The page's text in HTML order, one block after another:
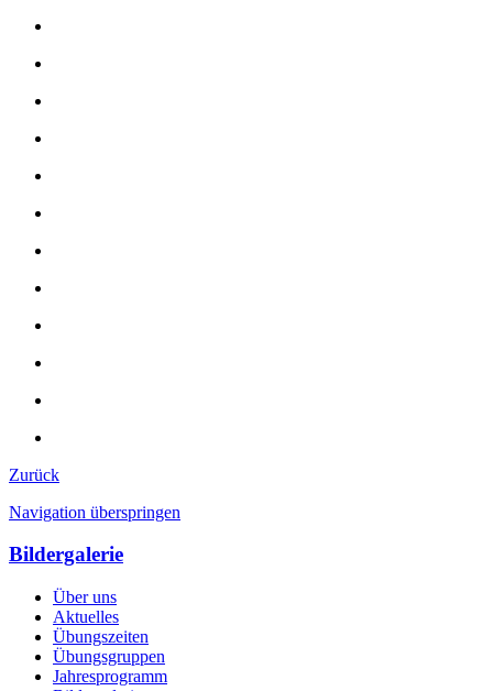
Zurück
Navigation überspringen
Bildergalerie
Über uns
Aktuelles
Übungszeiten
Übungsgruppen
Jahresprogramm